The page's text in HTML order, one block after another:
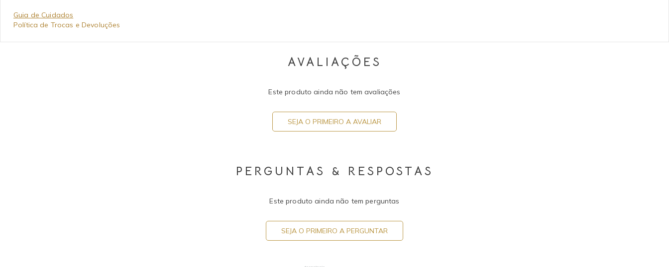
Guia de Cuidados
Política de Trocas e Devoluções
AVALIAÇÕES
Este produto ainda não tem avaliações
SEJA O PRIMEIRO A AVALIAR
PERGUNTAS & RESPOSTAS
Este produto ainda não tem perguntas
SEJA O PRIMEIRO A PERGUNTAR